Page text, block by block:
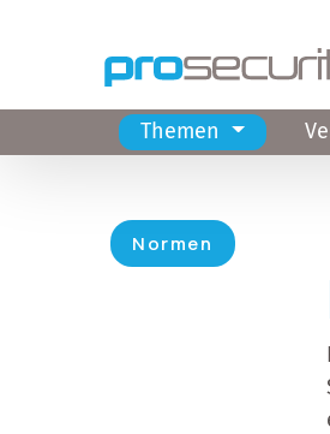
Themen
Hauptnavigation
Normen